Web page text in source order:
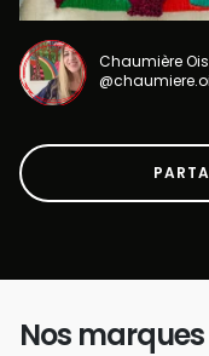
Chaumière
Nos marques